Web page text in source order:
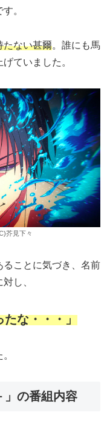
。
たない甚爾。誰にも馬
ていました。
芥見下々
ことに気づき、名前
対し、
たな・・・」
」の番組内容